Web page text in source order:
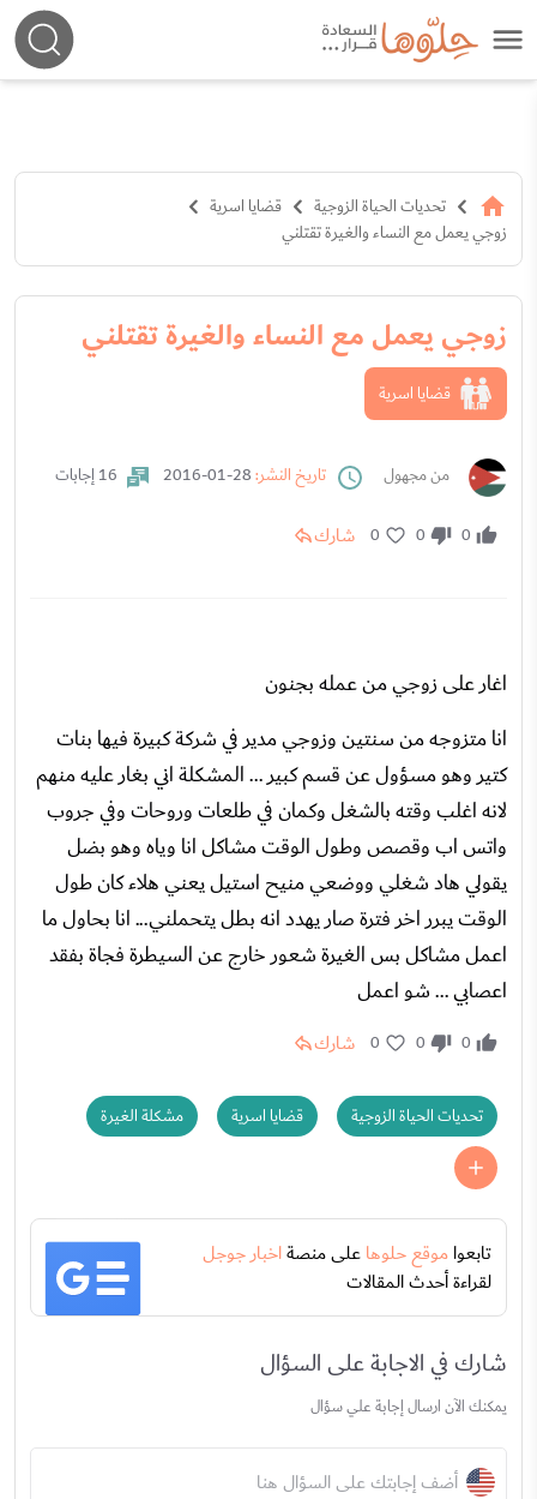
تحديات الحياة الزوجية
قضايا اسرية
زوجي يعمل مع النساء والغيرة تقتلني
زوجي يعمل مع النساء والغيرة تقتلني
قضايا اسرية
من مجهول تاريخ النشر: 16 إجابات
0
0
0 شارك
اغار على زوجي من عمله بجنون
انا متزوجه من سنتين وزوجي مدير في شركة كبيرة فيها بنات
كتير وهو مسؤول عن قسم كبير ... المشكلة اني بغار عليه منهم
لانه اغلب وقته بالشغل وكمان في طلعات وروحات وفي جروب
واتس اب وقصص وطول الوقت مشاكل انا وياه وهو بضل
يقولي هاد شغلي ووضعي منيح استيل يعني هلاء كان طول
الوقت يبرر اخر فترة صار يهدد انه بطل يتحملني... انا بحاول ما
اعمل مشاكل بس الغيرة شعور خارج عن السيطرة فجاة بفقد
اعصابي ... شو اعمل
0
0
0 شارك
تحديات الحياة الزوجية قضايا اسرية مشكلة الغيرة
تابعواموقع حلوهاعلى منصةاخبار جوجل
لقراءة أحدث المقالات
شارك في الاجابة على السؤال
يمكنك الآن ارسال إجابة علي سؤال
أضف إجابتك على السؤال هنا